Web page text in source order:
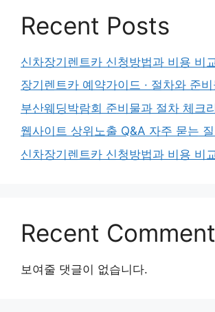
Recent Posts
신차장기렌트카 신청방법과 비용 비
장기렌트카 예약가이드 · 절차와 준
부산웨딩박람회 준비물과 절차 체크
웹사이트 상위노출 Q&A 자주 묻는
신차장기렌트카 신청방법과 비용 비
Recent
보여줄 댓글이 없습니다.